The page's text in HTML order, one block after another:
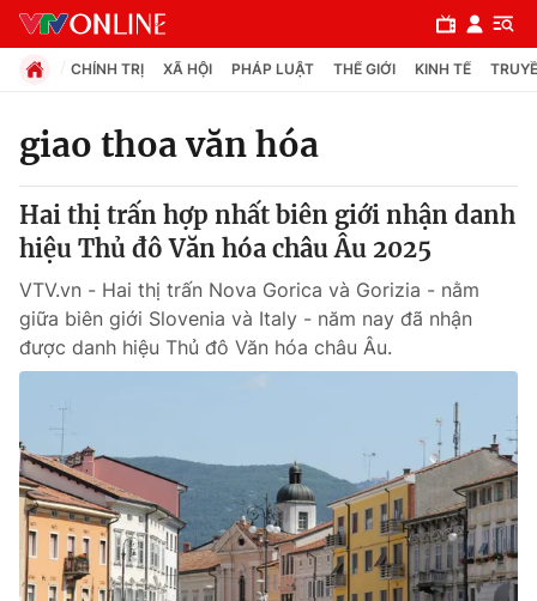
Chuyên mục
Chính trị
Xã hội
Pháp luật
Y tế
Thế giới
Tin tức
Kinh tế
CHÍNH TRỊ XÃ HỘI PHÁP LUẬT THẾ GIỚI KINH TẾ
giao thoa văn hóa
Hai thị trấn hợp nhất biên giới nhận danh
hiệu Thủ đô Văn hóa châu Âu 2025
VTV.vn - Hai thị trấn Nova Gorica và Gorizia - nằm
giữa biên giới Slovenia và Italy - năm nay đã nhận
được danh hiệu Thủ đô Văn hóa châu Âu.